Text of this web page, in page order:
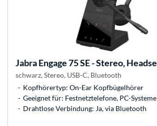
JabraEngage 75 SE - Stereo,
schwarz, Stereo, USB-C, Bluetooth
Kopfhörertyp: On-Ear Kopfbügelhörer
Geeignet für: Festnetztelefone, PC-Systeme
Drahtlose Verbindung: Ja, via Bluetooth